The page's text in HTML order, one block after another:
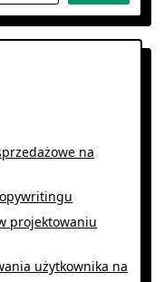
na
projektowaniu
użytkownika na